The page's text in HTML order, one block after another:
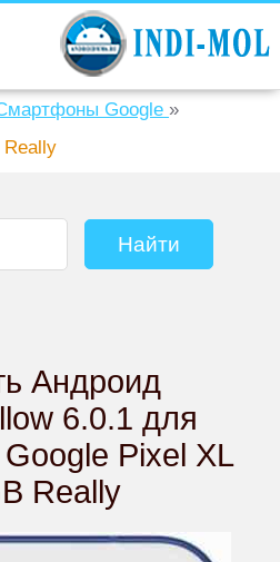
Google »
Really
Андроид
6.0.1 для
Pixel XL
Really